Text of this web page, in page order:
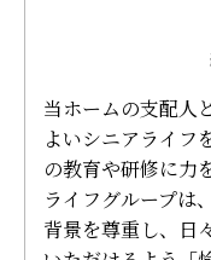
当ホームの支配人
よいシニアライフ
の教育や研修に力
ライフグループは
背景を尊重し、日